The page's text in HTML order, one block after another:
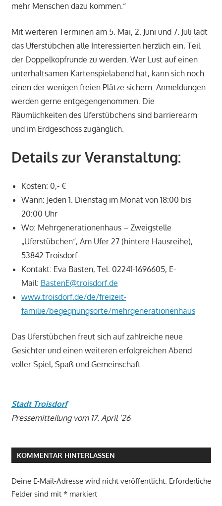
mehr Menschen dazu kommen.“
Mit weiteren Terminen am 5. Mai, 2. Juni und 7. Juli lädt
das Uferstübchen alle Interessierten herzlich ein, Teil
der Doppelkopfrunde zu werden. Wer Lust auf einen
unterhaltsamen Kartenspielabend hat, kann sich noch
einen der wenigen freien Plätze sichern. Anmeldungen
werden gerne entgegengenommen. Die
Räumlichkeiten des Uferstübchens sind barrierearm
und im Erdgeschoss zugänglich.
Details zur Veranstaltung:
Kosten: 0,- €
Wann: Jeden 1. Dienstag im Monat von 18:00 bis
20:00 Uhr
Wo: Mehrgenerationenhaus – Zweigstelle
„Uferstübchen“, Am Ufer 27 (hintere Hausreihe),
53842 Troisdorf
Kontakt: Eva Basten, Tel. 02241-1696605, E-
Mail: BastenE@troisdorf.de
www.troisdorf.de/de/freizeit-
familie/begegnungsorte/mehrgenerationenhaus
Das Uferstübchen freut sich auf zahlreiche neue
Gesichter und einen weiteren erfolgreichen Abend
voller Spiel, Spaß und Gemeinschaft.
Stadt Troisdorf
Pressemitteilung vom 17. April ’26
KOMMENTAR HINTERLASSEN
Deine E-Mail-Adresse wird nicht veröffentlicht. Erforderliche
Felder sind mit *markiert